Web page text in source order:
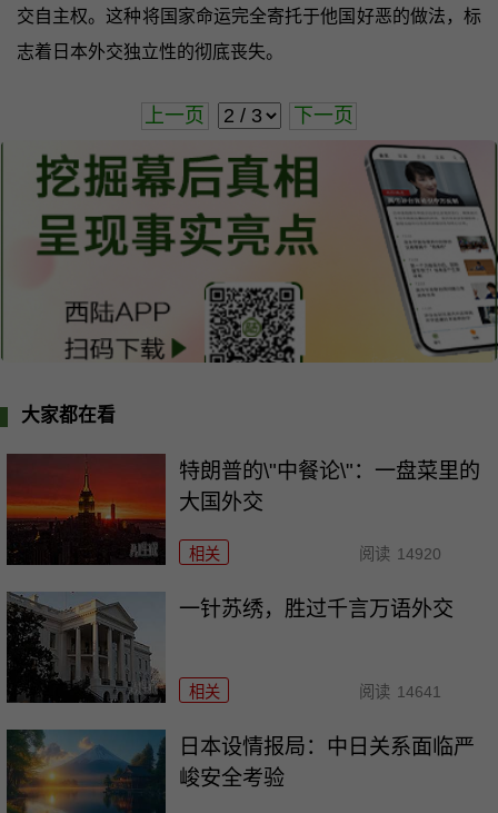
交自主权。这种将国家命运完全寄托于他国好恶的做法，标
志着日本外交独立性的彻底丧失。
上一页 下一页
大家都在看
特朗普的\"中餐论\"：一盘菜里的
大国外交
相关 阅读 14920
一针苏绣，胜过千言万语外交
相关 阅读 14641
日本设情报局：中日关系面临严
峻安全考验